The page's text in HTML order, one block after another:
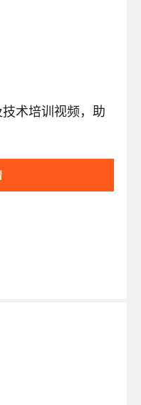
术培训视频，助